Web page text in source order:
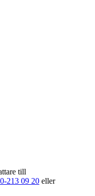
till
213 09 20 eller